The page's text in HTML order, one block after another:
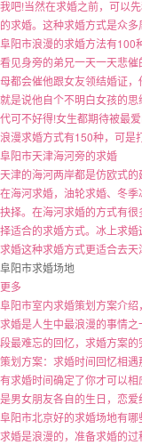
我吧!当然在求婚之前，可以
的求婚。这种求婚方式是众
阜阳市浪漫的求婚方法有100
看见身旁的弟兄一天一天悲
母都会催他跟女友领结婚证，
就是说他自个不明白女孩的
代可不好得!女生都期待被最
浪漫求婚方式有150种，可是
阜阳市天津海河旁的求婚
天津的海河两岸都是仿欧式的
在海河求婚，油轮求婚、冬
抉择。在海河求婚的方式有
择适合的求婚方式。冰上求
求婚这种求婚方式更适合去
阜阳市求婚场地
更多
阜阳市室内求婚策划方案介
求婚是人生中最浪漫的事情
段最难忘的回忆，求婚方案
策划方案：求婚时间回忆相
有求婚时间确定了你才可以
是男女朋友各自的生日，恋
阜阳市北京好的求婚场地有哪
求婚是浪漫的，准备求婚的